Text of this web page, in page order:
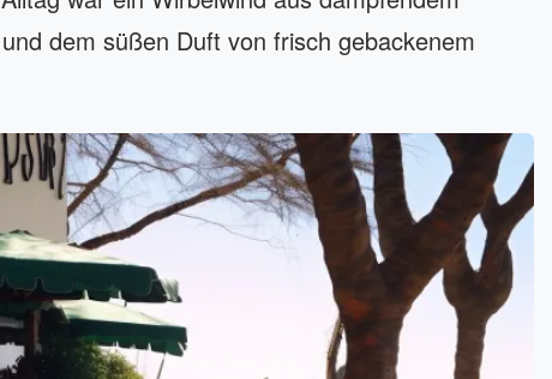
dem süßen Duft von frisch gebackenem